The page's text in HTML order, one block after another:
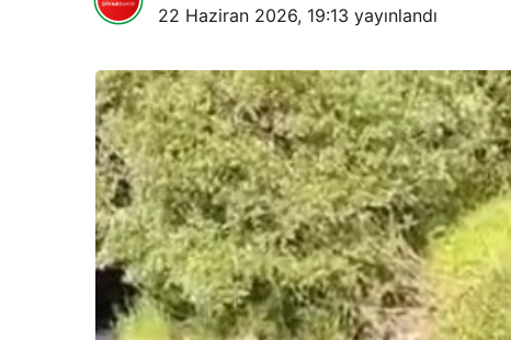
22 Haziran 2026, 19:13 yayınlandı